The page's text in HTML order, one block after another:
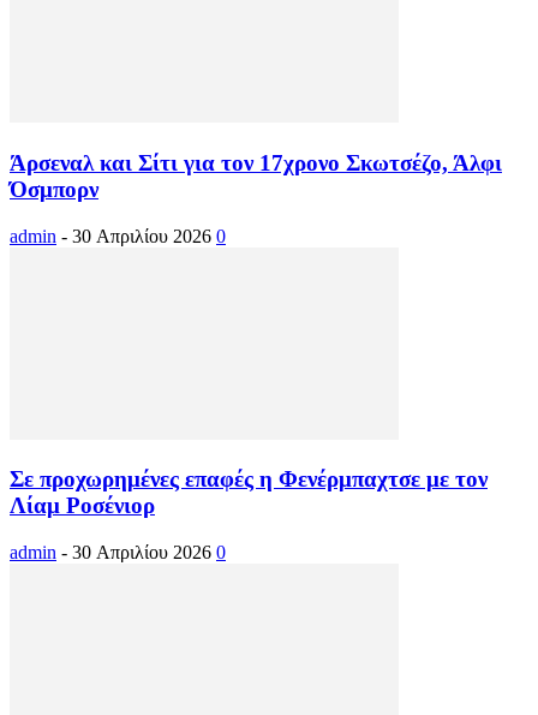
Άρσεναλ και Σίτι για τον 17χρονο Σκωτσέζο, Άλφι
Όσμπορν
admin - 30 Απριλίου 2026 0
Σε προχωρημένες επαφές η Φενέρμπαχτσε με τον
Λίαμ Ροσένιορ
admin - 30 Απριλίου 2026 0